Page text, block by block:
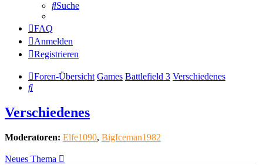
Suche
FAQ
Anmelden
Registrieren
Foren-Übersicht Games Battlefield 3 Verschiedenes
Suche
Verschiedenes
Moderatoren: Elfe1090, BigIceman1982
Neues Thema